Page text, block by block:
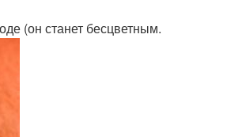
(он станет бесцветным.